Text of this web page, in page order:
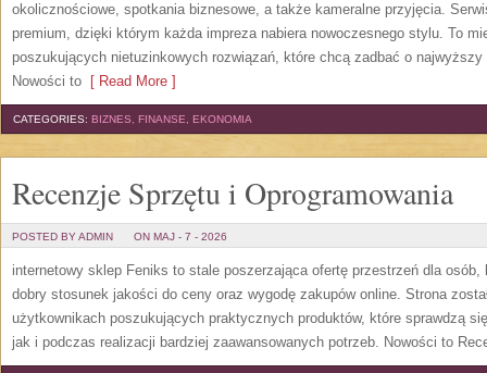
okolicznościowe, spotkania biznesowe, a także kameralne przyjęcia.
premium, dzięki którym każda impreza nabiera nowoczesnego stylu. To
poszukujących nietuzinkowych rozwiązań, które chcą zadbać o
Nowości to [ Read More ]
CATEGORIES: BIZNES, FINANSE, EKONOMIA
Recenzje Sprzętu i Oprogramowania
POSTED BY ADMIN ON MAJ - 7 - 2026
internetowy sklep Feniks to stale poszerzająca ofertę przestrzeń dla
dobry stosunek jakości do ceny oraz wygodę zakupów online. Strona
użytkownikach poszukujących praktycznych produktów, które sprawdzą
jak i podczas realizacji bardziej zaawansowanych potrzeb. Nowości to